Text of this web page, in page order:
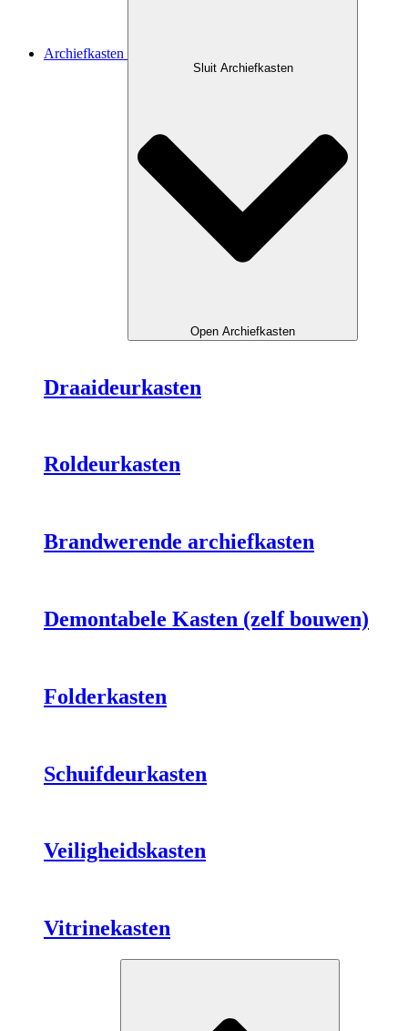
Archiefkasten
Sluit Archiefkasten
Open Archiefkasten
Draaideurkasten
Roldeurkasten
Brandwerende archiefkasten
Demontabele Kasten (zelf bouwen)
Folderkasten
Schuifdeurkasten
Veiligheidskasten
Vitrinekasten